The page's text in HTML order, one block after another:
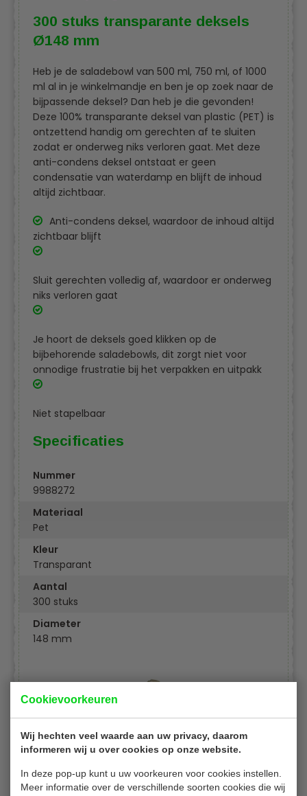
Cookievoorkeuren
Wij hechten veel waarde aan uw privacy, daarom
informeren wij u over cookies op onze website.
In deze pop-up kunt u uw voorkeuren voor cookies instellen.
Meer informatie over de verschillende soorten cookies die wij
300 stuks transparante deksels
Ø148 mm
Heb je de saladebowl van 500 ml, 750 ml, of 1000
ml al in je winkelmandje en ben je op zoek naar de
bijpassende deksel? Dan heb je die gevonden!
Deze 100% transparante deksel van plastic (PET) is
ontzettend handig om gerechten af te sluiten
zodat er onderweg niks verloren gaat. Met deze
anti-condens deksel ontstaat er geen
condensatie van waterdamp en blijft de inhoud
altijd zichtbaar.
Anti-condens deksel, waardoor de inhoud altijd
zichtbaar blijft
Sluit gerechten volledig af, waardoor er onderweg
niks verloren gaat
Je hoort de deksels goed klikken op de
bijbehorende saladebowls, dit zorgt niet voor
onnodige frustratie bij het verpakken en uitpakk
Niet stapelbaar
Specificaties
Nummer
9988272
Materiaal
Pet
Kleur
Transparant
Aantal
300 stuks
Diameter
148 mm